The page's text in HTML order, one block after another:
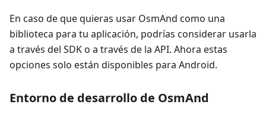
En caso de que quieras usar OsmAnd como una
biblioteca para tu aplicación, podrías considerar usarla
a través del SDK o a través de la API. Ahora estas
opciones solo están disponibles para Android.
Entorno de desarrollo de OsmAnd